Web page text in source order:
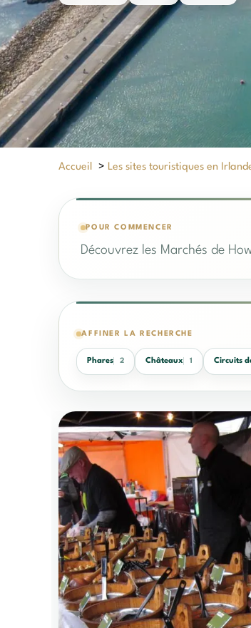
Accueil > Les sites touristiques en
POUR COMMENCER
Découvrez les Marchés de
AFFINER LA RECHERCHE
Phares 2 Châteaux 1 Circuits